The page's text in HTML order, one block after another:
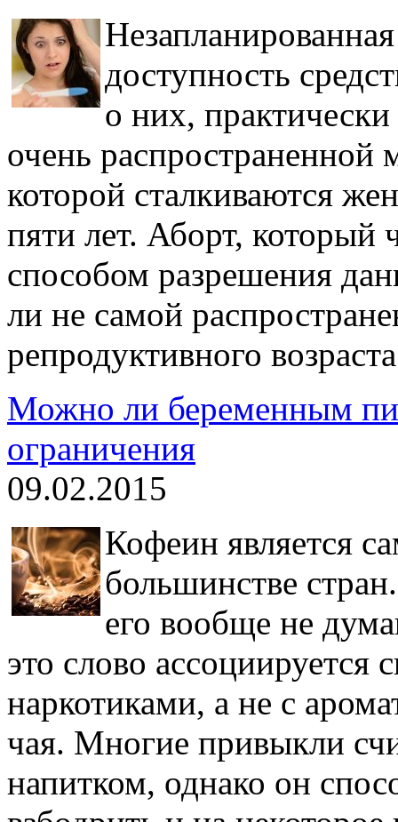
доступность
о них, практически
очень распространенной
которой сталкиваются
пяти лет. Аборт, который
способом разрешения
ли не самой
репродуктивного
Можно ли беременным
ограничения
09.02.2015
Кофеин является
большинстве
его вообще не
это слово ассоциируется
наркотиками, а не с
чая. Многие привыкли
напитком, однако он